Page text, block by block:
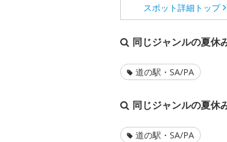
スポット詳細 トップ
同じジャンルの夏休
道の駅・SA/PA
同じジャンルの夏休
道の駅・SA/PA